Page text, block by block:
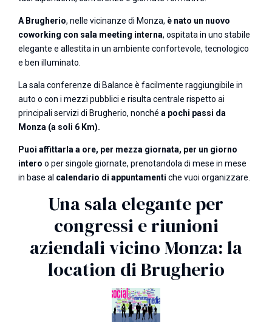
A Brugherio, nelle vicinanze di Monza, è nato un nuovo
coworking con sala meeting interna, ospitata in uno stabile
elegante e allestita in un ambiente confortevole, tecnologico
e ben illuminato.
La sala conferenze di Balance è facilmente raggiungibile in
auto o con i mezzi pubblici e risulta centrale rispetto ai
principali servizi di Brugherio, nonché a pochi passi da
Monza (a soli 6 Km).
Puoi affittarla a ore, per mezza giornata, per un giorno
intero o per singole giornate, prenotandola di mese in mese
in base al calendario di appuntamenti che vuoi organizzare.
Una sala elegante per
congressi e riunioni
aziendali vicino Monza: la
location di Brugherio